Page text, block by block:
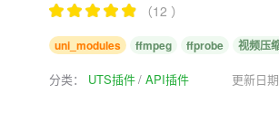
（12 ）
uni_modules ffmpeg ffprobe 视频压
分类： UTS插件 API插件 更新日